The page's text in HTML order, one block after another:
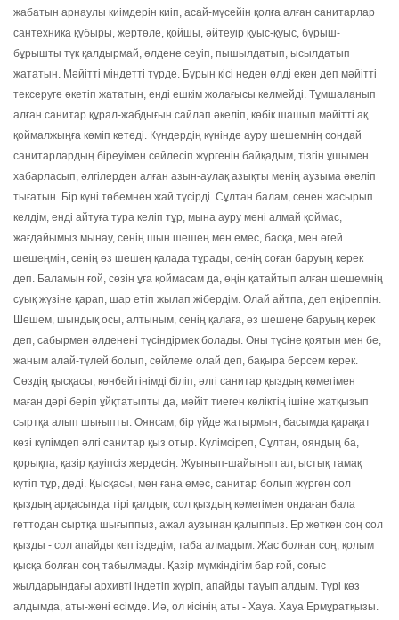
жабатын арнаулы киімдерін киіп, асай-мүсейін қолға алған санитарлар
сантехника құбыры, жертөле, қойшы, әйтеуір қуыс-қуыс, бұрыш-
бұрышты түк қалдырмай, әлдене сеуіп, пышылдатып, ысылдатып
жататын. Мәйітті міндетті түрде. Бұрын кісі неден өлді екен деп мәйітті
тексеруге әкетіп жататын, енді ешкім жолағысы келмейді. Тұмшаланып
алған санитар құрал-жабдығын сайлап әкеліп, көбік шашып мәйітті ақ
қоймалжыңға көміп кетеді. Күндердің күнінде ауру шешемнің сондай
санитарлардың біреуімен сөйлесіп жүргенін байқадым, тізгін ұшымен
хабарласып, әлгілерден алған азын-аулақ азықты менің аузыма әкеліп
тығатын. Бір күні төбемнен жай түсірді. Сұлтан балам, сенен жасырып
келдім, енді айтуға тура келіп тұр, мына ауру мені алмай қоймас,
жағдайымыз мынау, сенің шын шешең мен емес, басқа, мен өгей
шешеңмін, сенің өз шешең қалада тұрады, сенің соған баруың керек
деп. Баламын ғой, сөзін ұға қоймасам да, өңін қатайтып алған шешемнің
суық жүзіне қарап, шар етіп жылап жібердім. Олай айтпа, деп еңіреппін.
Шешем, шындық осы, алтыным, сенің қалаға, өз шешеңе баруың керек
деп, сабырмен әлденені түсіндірмек болады. Оны түсіне қоятын мен бе,
жаным алай-түлей болып, сөйлеме олай деп, бақыра берсем керек.
Сөздің қысқасы, көнбейтінімді біліп, әлгі санитар қыздың көмегімен
маған дәрі беріп ұйқтатыпты да, мәйіт тиеген көліктің ішіне жатқызып
сыртқа алып шығыпты. Оянсам, бір үйде жатырмын, басымда қарақат
көзі күлімдеп әлгі санитар қыз отыр. Күлімсіреп, Сұлтан, ояндың ба,
қорықпа, қазір қауіпсіз жердесің. Жуынып-шайынып ал, ыстық тамақ
күтіп тұр, деді. Қысқасы, мен ғана емес, санитар болып жүрген сол
қыздың арқасында тірі қалдық, сол қыздың көмегімен ондаған бала
геттодан сыртқа шығыппыз, ажал аузынан қалыппыз. Ер жеткен соң сол
қызды - сол апайды көп іздедім, таба алмадым. Жас болған соң, қолым
қысқа болған соң табылмады. Қазір мүмкіндігім бар ғой, соғыс
жылдарындағы архивті індетіп жүріп, апайды тауып алдым. Түрі көз
алдымда, аты-жөні есімде. Иә, ол кісінің аты - Хауа. Хауа Ермұратқызы.